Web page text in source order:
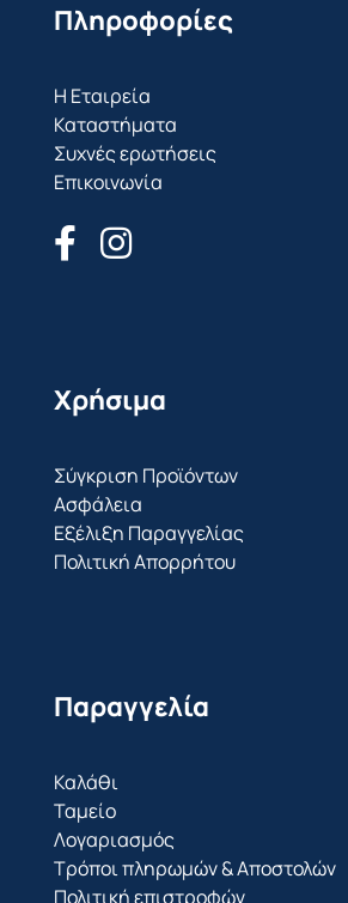
Πληροφορίες
Η Εταιρεία
Καταστήματα
Συχνές ερωτήσεις
Επικοινωνία
Χρήσιμα
Σύγκριση Προϊόντων
Ασφάλεια
Εξέλιξη Παραγγελίας
Πολιτική Απορρήτου
Παραγγελία
Καλάθι
Ταμείο
Λογαριασμός
Τρόποι πληρωμών & Αποστολών
Πολιτική επιστροφών